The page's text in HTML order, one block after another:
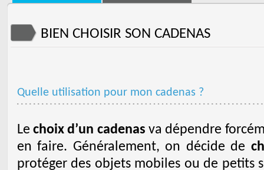
BIEN CHOISIR SON CADENAS
Quelle utilisation pour mon cadenas ?
Le choix d’un cadenas va dépendre
en faire. Généralement, on décide de
protéger des objets mobiles ou de petits